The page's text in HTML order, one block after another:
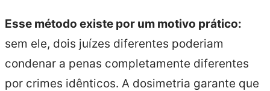
Esse método existe por um motivo prático:
sem ele, dois juízes diferentes poderiam
condenar a penas completamente diferentes
por crimes idênticos. A dosimetria garante que